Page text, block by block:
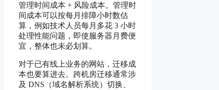
管理时间成本 + 风险成本。管理时
间成本可以按每月排障小时数估
算，例如技术人员每月多花 3 小时
处理性能问题，即使服务器月费便
宜，整体也未必划算。
对于已有线上业务的网站，迁移成
本也要算进去。跨机房迁移通常涉
及 DNS（域名解析系统）切换、